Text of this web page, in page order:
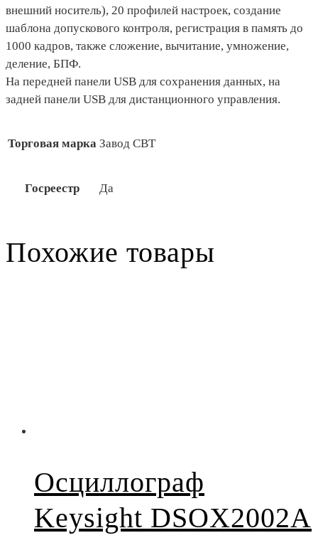
внешний носитель), 20 профилей настроек, создание
шаблона допускового контроля, регистрация в память до
1000 кадров, также сложение, вычитание, умножение,
деление, БПФ.
На передней панели USB для сохранения данных, на
задней панели USB для дистанционного управления.
Торговая марка Завод СВТ
Госреестр Да
Похожие товары
Осциллограф
Keysight DSOX2002A